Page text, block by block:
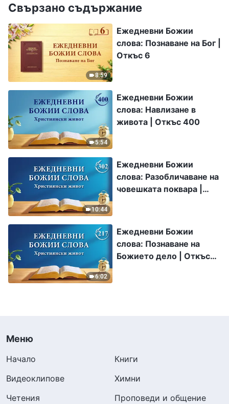
Свързано съдържание
8:59
Ежедневни Божии
слова: Познаване на Бог |
Откъс 6
5:54
Ежедневни Божии
слова: Навлизане в
живота | Откъс 400
10:44
Ежедневни Божии
слова: Разобличаване на
човешката поквара |
6:02
Ежедневни Божии
слова: Познаване на
Божието дело | Откъс
Меню
Начало
Книги
Видеоклипове
Химни
Четения
Проповеди и общение